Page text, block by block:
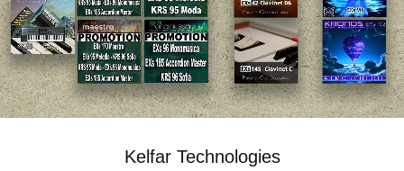
Konum
Sosyal Medya
KORG Hakkında
Kelfar Technologies